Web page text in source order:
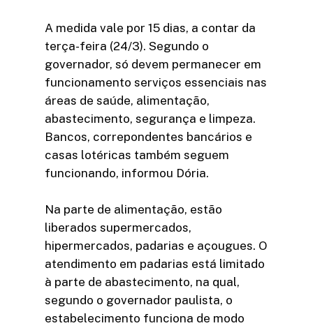
A medida vale por 15 dias, a contar da
terça-feira (24/3). Segundo o
governador, só devem permanecer em
funcionamento serviços essenciais nas
áreas de saúde, alimentação,
abastecimento, segurança e limpeza.
Bancos, correpondentes bancários e
casas lotéricas também seguem
funcionando, informou Dória.
Na parte de alimentação, estão
liberados supermercados,
hipermercados, padarias e açougues. O
atendimento em padarias está limitado
à parte de abastecimento, na qual,
segundo o governador paulista, o
estabelecimento funciona de modo